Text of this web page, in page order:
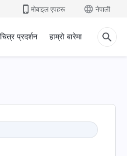
मोबाइल एपहरू नेपाली
चित्र प्रदर्शन हाम्रो बारेमा
for results.